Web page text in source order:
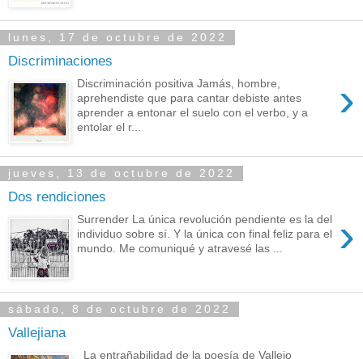
lunes, 17 de octubre de 2022
Discriminaciones
›
Discriminación positiva Jamás, hombre,
aprehendiste que para cantar debiste antes
aprender a entonar el suelo con el verbo, y a
entolar el r...
jueves, 13 de octubre de 2022
Dos rendiciones
›
Surrender La única revolución pendiente es la del
individuo sobre sí. Y la única con final feliz para el
mundo. Me comuniqué y atravesé las ...
sábado, 8 de octubre de 2022
Vallejiana
La entrañabilidad de la poesía de Vallejo